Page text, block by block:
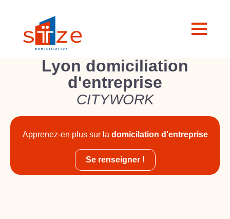
Lyon domiciliation
d'entreprise
CITYWORK
Apprenez-en plus sur la domicilation d'entreprise
Se renseigner !